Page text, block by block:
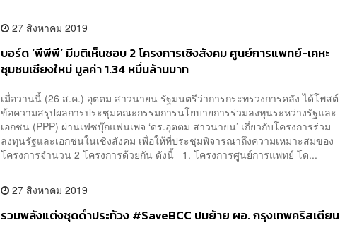
27 สิงหาคม 2019
บอร์ด ‘พีพีพี’ มีมติเห็นชอบ 2 โครงการเชิงสังคม ศูนย์การแพทย์-เคหะ
ชุมชนเชียงใหม่ มูลค่า 1.34 หมื่นล้านบาท
เมื่อวานนี้ (26 ส.ค.) อุตตม สาวนายน รัฐมนตรีว่าการกระทรวงการคลัง ได้โพสต์
ข้อความสรุปผลการประชุมคณะกรรมการนโยบายการร่วมลงทุนระหว่างรัฐและ
เอกชน (PPP) ผ่านเฟซบุ๊กแฟนเพจ ‘ดร.อุตตม สาวนายน’ เกี่ยวกับโครงการร่วม
ลงทุนรัฐและเอกชนในเชิงสังคม เพื่อให้ที่ประชุมพิจารณาถึงความเหมาะสมของ
โครงการจำนวน 2 โครงการด้วยกัน ดังนี้ 1. โครงการศูนย์การแพทย์ โด...
27 สิงหาคม 2019
รวมพลังแต่งชุดดำประท้วง #SaveBCC ปมย้าย ผอ. กรุงเทพคริสเตียน